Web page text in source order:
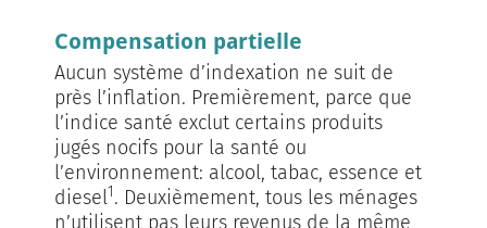
Compensation partielle
Aucun système d’indexation ne suit de
près l’inflation. Premièrement, parce que
l’indice santé exclut certains produits
jugés nocifs pour la santé ou
l’environnement: alcool, tabac, essence et
diesel1. Deuxièmement, tous les ménages
n’utilisent pas leurs revenus de la même